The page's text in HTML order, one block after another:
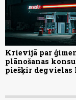
Krievijā par
plānošanas
piešķir degvielas